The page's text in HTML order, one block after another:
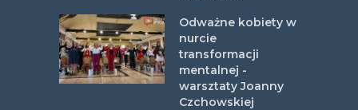
Odważne kobiety w
nurcie
transformacji
mentalnej -
warsztaty Joanny
Czchowskiej